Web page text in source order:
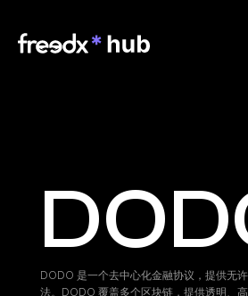
DODO 是一个去中心化金融协议，提供无
法。DODO 覆盖多个区块链，提供透明、